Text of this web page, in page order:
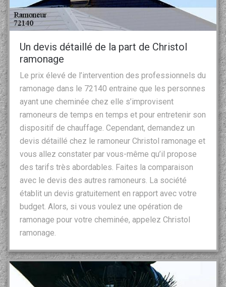
Un devis détaillé de la part de Christol
ramonage
Le prix élevé de l’intervention des professionnels du
ramonage dans le 72140 entraine que les personnes
ayant une cheminée chez elle s’improvisent
ramoneurs de temps en temps et pour entretenir son
dispositif de chauffage. Cependant, demandez un
devis détaillé chez le ramoneur Christol ramonage et
vous allez constater par vous-même qu’il propose
des tarifs très abordables. Faites la comparaison
avec le devis des autres ramoneurs. La société
établit un devis gratuitement en rapport avec votre
budget. Alors, si vous voulez une opération de
ramonage pour votre cheminée, appelez Christol
ramonage.